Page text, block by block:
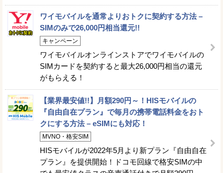
ワイモバイルを通常よりおトクに契約する方法 –
SIMのみで26,000円相当還元!!
キャンペーン
ワイモバイルオンラインストアでワイモバイルの
SIMカードを契約すると最大26,000円相当の還元
がもらえる！
【業界最安値!!】月額290円～！HISモバイルの
『自由自在プラン』で毎月の携帯電話料金をおト
クにする方法 – eSIMにも対応！
MVNO・格安SIM
HISモバイルが2022年5月より新プラン『自由自在
プラン』を提供開始！ドコモ回線で格安SIMの中